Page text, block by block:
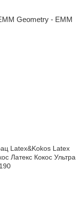
Geometry - ЕММ